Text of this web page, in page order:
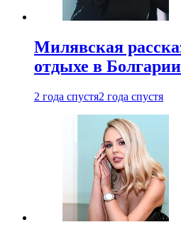
Милявская
отдыхе в Болгарии
2 года спустя2 года спустя